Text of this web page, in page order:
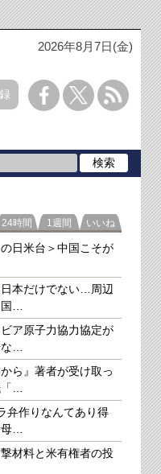
2026年8月7日(金)
学校での被災者の様子（SANKEI
ラ
24時間 1週間 いいね
日米台＞中国こそが
本だけでない…周辺
…
ア原子力協力協定が
…
ら』著者が受け取っ
…
弁作りなんてあり得
…
材料と米有権者の投